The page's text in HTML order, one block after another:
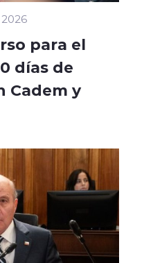
para el
días de
Cadem y